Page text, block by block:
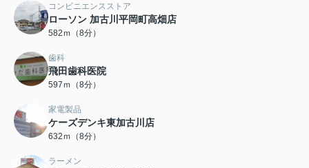
コンビニエンスストア
ローソン 加古川平岡町高畑店
582ｍ（8分）
歯科
飛田歯科医院
597ｍ（8分）
家電製品
ケーズデンキ東加古川店
632ｍ（8分）
ラーメン